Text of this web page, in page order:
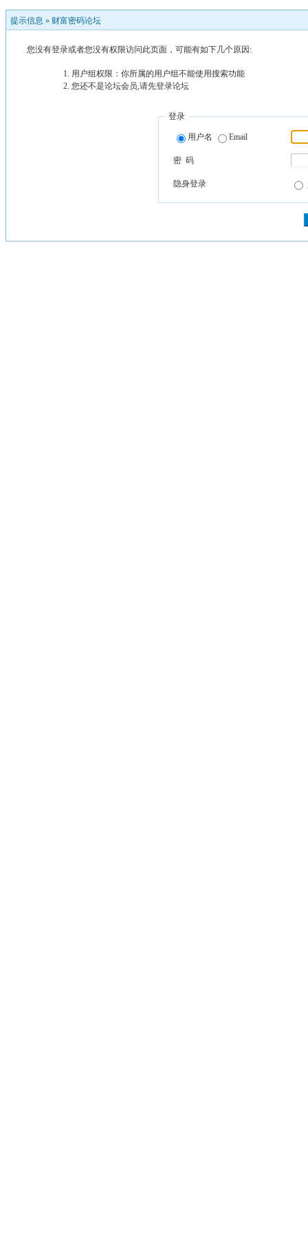
提示信息 » 财富密码论坛
您没有登录或者您没有权限访问此页面，可能有如下几个原因:
用户组权限：你所属的用户组不能使用搜索功能
您还不是论坛会员,请先登录论坛
登录
用户名 Email
密 码
隐身登录